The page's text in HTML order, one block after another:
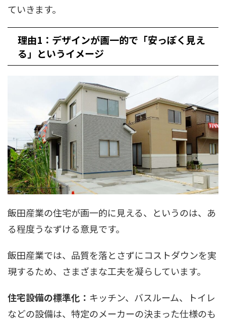
ていきます。
理由1：デザインが画一的で「安っぽく見え
る」というイメージ
飯田産業の住宅が画一的に見える、というのは、あ
る程度うなずける意見です。
飯田産業では、品質を落とさずにコストダウンを実
現するため、さまざまな工夫を凝らしています。
住宅設備の標準化： キッチン、バスルーム、トイレ
などの設備は、特定のメーカーの決まった仕様のも